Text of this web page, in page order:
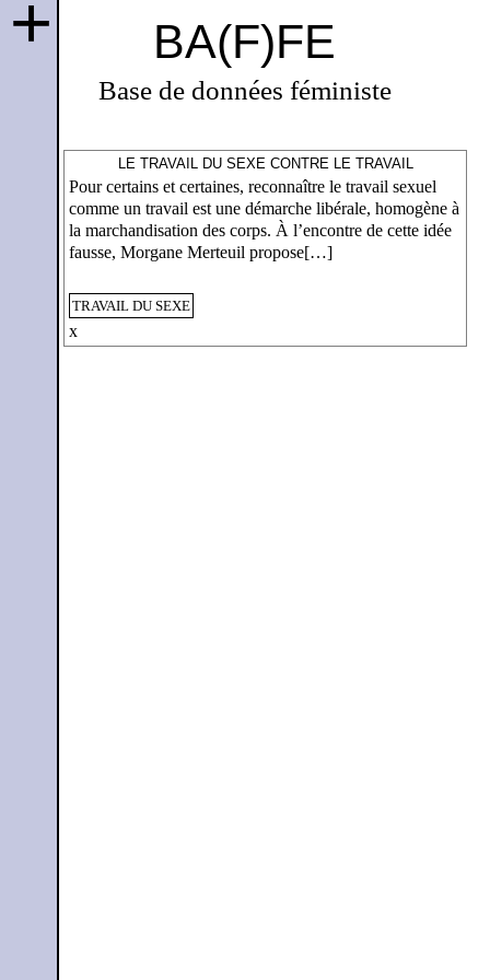
BA(F)FE
Base de données féministe
+
LE TRAVAIL DU SEXE CONTRE LE TRAVAIL
Pour certains et certaines, reconnaître le travail sexuel
comme un travail est une démarche libérale, homogène à
la marchandisation des corps. À l’encontre de cette idée
fausse, Morgane Merteuil propose[…]
TRAVAIL DU SEXE
x